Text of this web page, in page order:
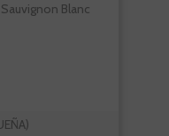
Sauvignon Blanc